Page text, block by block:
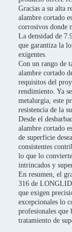
Gracias a su alta
alambre cortado
corrosivos donde
La densidad de
que garantiza la
exigentes.
Con un rango de
alambre cortado
requisitos del
rendimiento. Ya
metalurgia, este
resistencia de la
Desde el
alambre cortado
de superficie
consistentes
lo que lo
intrincados y
En resumen, el
316 de
que exigen
excepcionales lo
profesionales que
tratamiento de